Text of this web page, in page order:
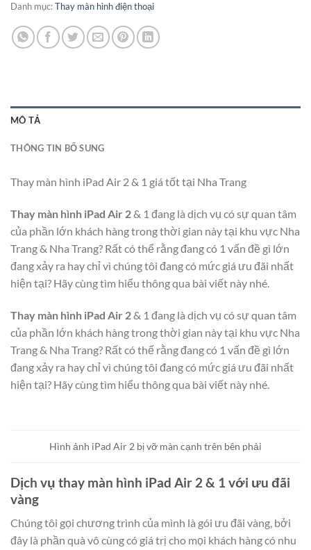
Danh mục:Thay màn hình điện thoại
MÔ TẢ
THÔNG TIN BỔ SUNG
Thay màn hình iPad Air 2 & 1 giá tốt tại Nha Trang
Thay màn hình iPad Air 2& 1 đang là dịch vụ có sự quan tâm
của phần lớn khách hàng trong thời gian này tại khu vực Nha
Trang & Nha Trang? Rất có thể rằng đang có 1 vấn đề gì lớn
đang xảy ra hay chỉ vì chúng tôi đang có mức giá ưu đãi nhất
hiện tại? Hãy cùng tìm hiểu thông qua bài viết này nhé.
Thay màn hình iPad Air 2& 1 đang là dịch vụ có sự quan tâm
của phần lớn khách hàng trong thời gian này tại khu vực Nha
Trang & Nha Trang? Rất có thể rằng đang có 1 vấn đề gì lớn
đang xảy ra hay chỉ vì chúng tôi đang có mức giá ưu đãi nhất
hiện tại? Hãy cùng tìm hiểu thông qua bài viết này nhé.
Hình ảnh iPad Air 2 bị vỡ màn cạnh trên bên phải
Dịch vụ thay màn hình iPad Air 2 & 1 với ưu đãi
vàng
Chúng tôi gọi chương trình của mình là gói ưu đãi vàng, bởi
đây là phần quà vô cùng có giá trị cho mọi khách hàng có nhu